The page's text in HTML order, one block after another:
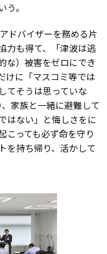
。
ドバイザーを務める片
力も得て、「津波は逃
な）被害をゼロにでき
けに「マスコミ等では
てそうは思っていな
家族と一緒に避難して
はない」と悔しさをに
こっても必ず命を守り
を持ち帰り、活かして